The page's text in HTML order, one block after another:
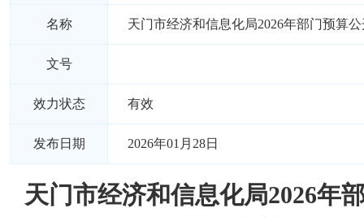
名称 天门市经济和信息化局2026年部门预算
文号
效力状态 有效
发布日期 2026年01月28日
天门市经济和信息化局2026年